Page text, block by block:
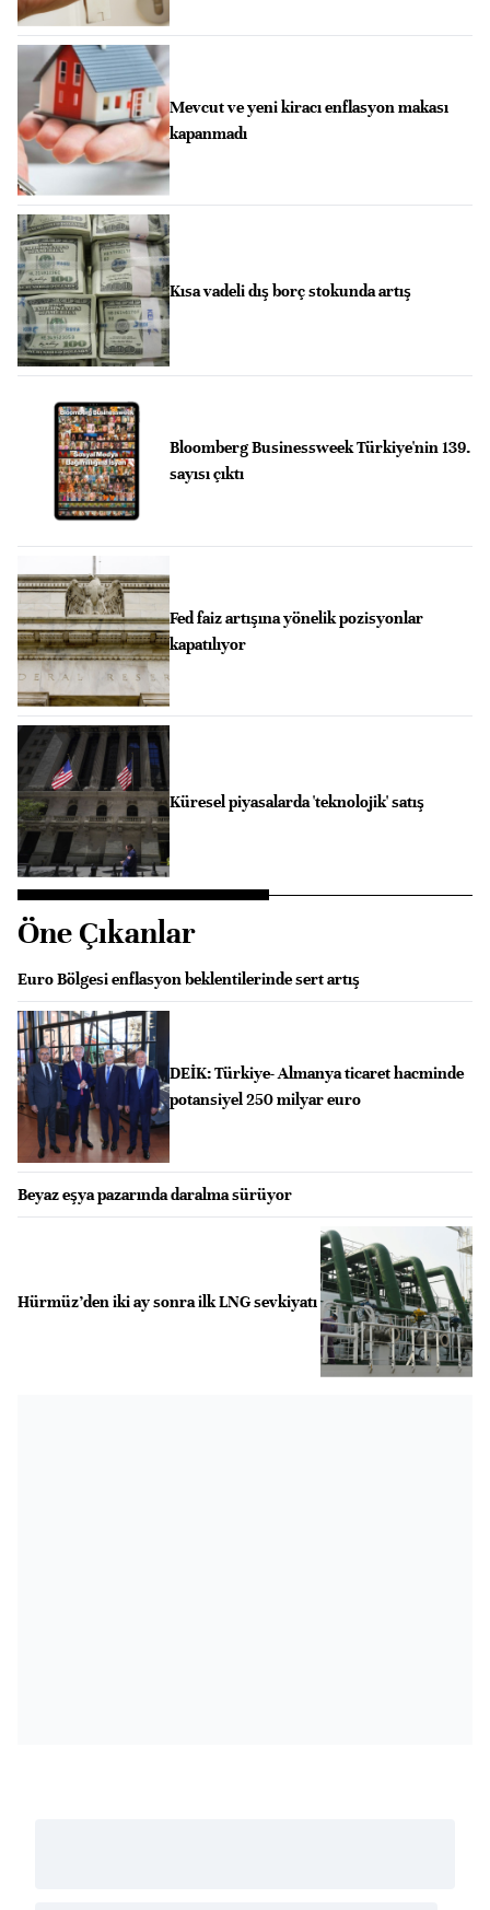
Mevcut ve yeni kiracı enflasyon makası
kapanmadı
Kısa vadeli dış borç stokunda artış
Bloomberg Businessweek Türkiye'nin 139.
sayısı çıktı
Fed faiz artışına yönelik pozisyonlar
kapatılıyor
Küresel piyasalarda 'teknolojik' satış
Öne Çıkanlar
Euro Bölgesi enflasyon beklentilerinde sert artış
DEİK: Türkiye- Almanya ticaret hacminde
potansiyel 250 milyar euro
Beyaz eşya pazarında daralma sürüyor
Hürmüz’den iki ay sonra ilk LNG sevkiyatı